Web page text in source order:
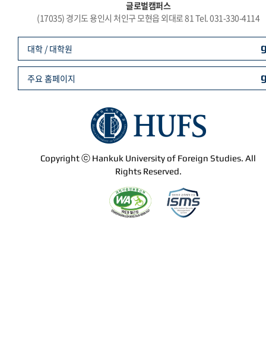
글로벌캠퍼스
(17035) 경기도 용인시 처인구 모현읍 외대로 81 Tel. 031-330-4114
Copyright ⓒ Hankuk University of Foreign Studies. All
Rights Reserved.
대학 / 대학원
주요 홈페이지